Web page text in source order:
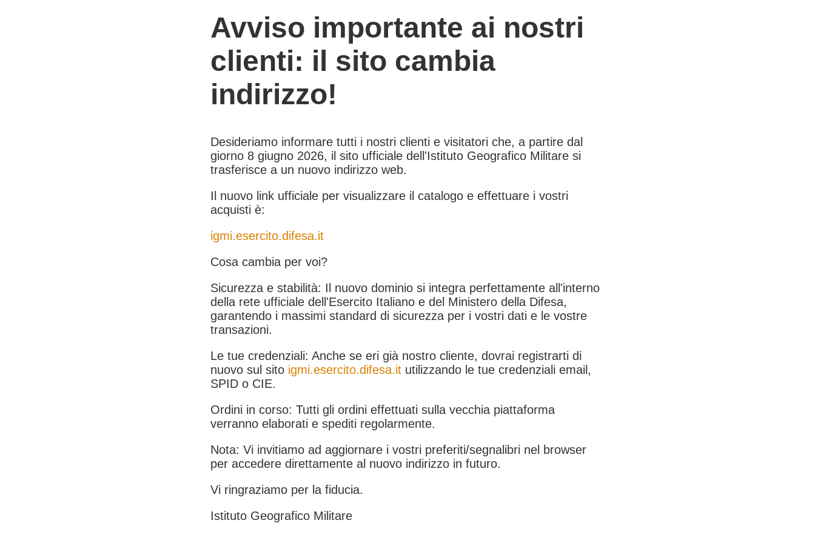
Avviso importante ai nostri
clienti: il sito cambia
indirizzo!
Desideriamo informare tutti i nostri clienti e visitatori che, a partire dal
giorno 8 giugno 2026, il sito ufficiale dell'Istituto Geografico Militare si
trasferisce a un nuovo indirizzo web.
Il nuovo link ufficiale per visualizzare il catalogo e effettuare i vostri
acquisti è:
igmi.esercito.difesa.it
Cosa cambia per voi?
Sicurezza e stabilità: Il nuovo dominio si integra perfettamente all'interno
della rete ufficiale dell'Esercito Italiano e del Ministero della Difesa,
garantendo i massimi standard di sicurezza per i vostri dati e le vostre
transazioni.
Le tue credenziali: Anche se eri già nostro cliente, dovrai registrarti di
nuovo sul sito igmi.esercito.difesa.it utilizzando le tue credenziali email,
SPID o CIE.
Ordini in corso: Tutti gli ordini effettuati sulla vecchia piattaforma
verranno elaborati e spediti regolarmente.
Nota: Vi invitiamo ad aggiornare i vostri preferiti/segnalibri nel browser
per accedere direttamente al nuovo indirizzo in futuro.
Vi ringraziamo per la fiducia.
Istituto Geografico Militare